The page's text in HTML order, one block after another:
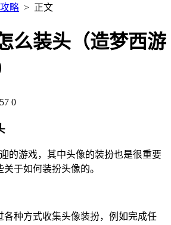
略 > 正文
么装头（造梦西游
0
的游戏，其中头像的装扮也是很重要
于如何装扮头像的。
各种方式收集头像装扮，例如完成任